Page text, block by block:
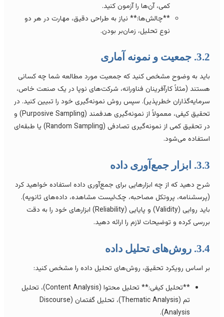
کمی، آن‌ها را آزمون کنید.
**چالش‌ها:** نیاز به طراحی دقیق، مهارت در هر دو
نوع تحلیل، زمان‌بر بودن.
به وضوح مشخص کنید که جمعیت مورد مطالعه شما چه کسانی
(مثلاً کارآفرینان فناورانه، شرکت‌های نوپا در یک صنعت خاص،
خطرپذیر). سپس روش نمونه‌گیری خود را تبیین کنید. در
تحقیق کیفی، معمولاً از نمونه‌گیری هدفمند (Purposive Sampling) و
در تحقیق کمی از نمونه‌گیری تصادفی (Random Sampling) یا طبقه‌ای
می‌شود.
دهید که از چه ابزارهایی برای جمع‌آوری داده استفاده خواهید کرد
پروتکل مصاحبه، چک‌لیست مشاهده، داده‌های ثانویه).
باید روایی (Validity) و پایایی (Reliability) ابزارهای خود را به دقت
کرده و توضیحات لازم را ارائه دهید.
اساس رویکرد تحقیق، روش‌های تحلیل داده را مشخص کنید:
**تحلیل کیفی:** تحلیل محتوا (Content Analysis)، تحلیل
تم (Thematic Analysis)، تحلیل گفتمان (Discourse
Analysis).